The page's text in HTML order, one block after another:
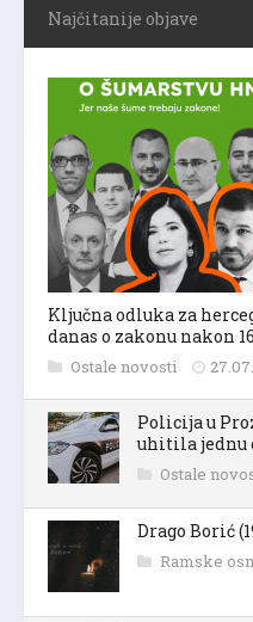
Najčitanije objave
Ključna odluka za
danas o zakonu nakon
Ostale novosti
Policija u
uhitila jednu
Ostale
Drago Borić
Ramske